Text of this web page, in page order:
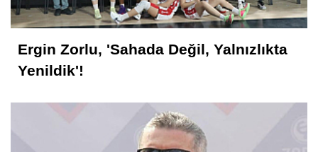
Ergin Zorlu, 'Sahada Değil, Yalnızlıkta
Yenildik'!